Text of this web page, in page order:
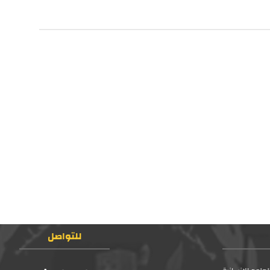
للتواصل